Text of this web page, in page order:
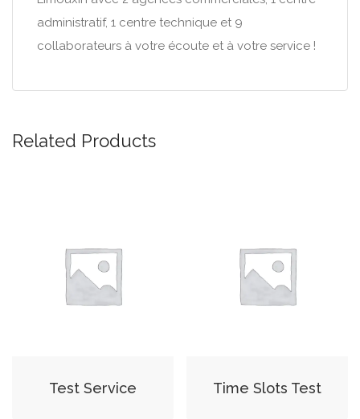
administratif, 1 centre technique et 9
collaborateurs à votre écoute et à votre service !
Related Products
Test Service Time Slots Test